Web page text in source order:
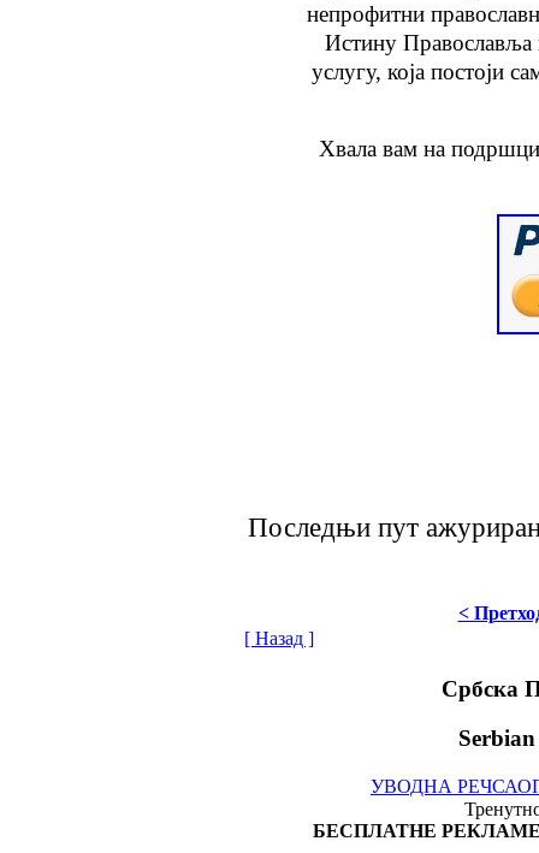
непрофитни
Истину
услугу, којапостоји
Хвала вам на
Последњи пут
<
[ Назад ]
Србска
УВОДНА РЕЧ
БЕСПЛАТНЕ